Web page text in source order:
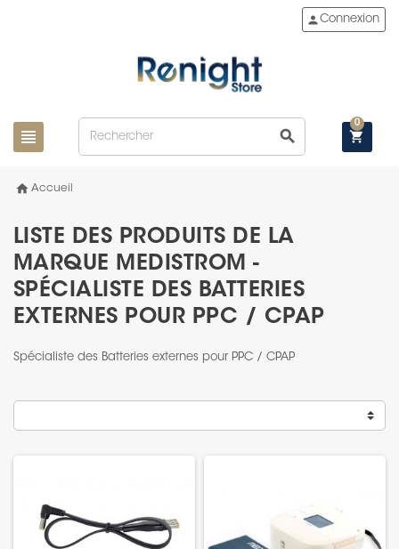
view_headline search
personConnexion
shopping_cart
0
home Accueil
LISTE DES PRODUITS DE LA
MARQUE MEDISTROM -
SPÉCIALISTE DES BATTERIES
EXTERNES POUR PPC / CPAP
Spécialiste des Batteries externes pour PPC / CPAP